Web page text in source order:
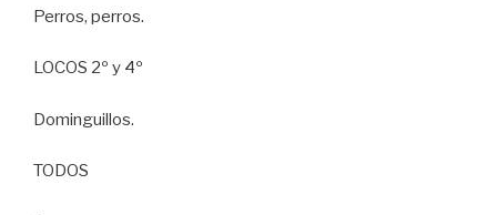
Perros, perros.
LOCOS 2º y 4º
Dominguillos.
TODOS